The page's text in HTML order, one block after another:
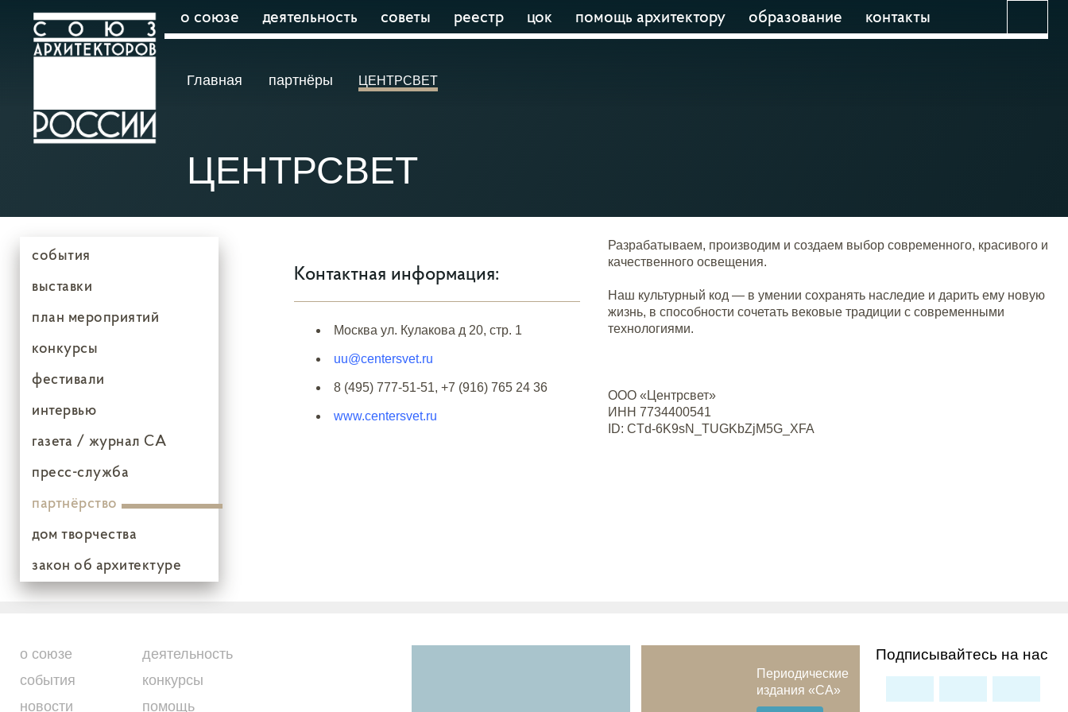
о союзе деятельность советы реестр цок помощь архитектору образование контакты
Главная партнёры ЦЕНТРСВЕТ
ЦЕНТРСВЕТ
события
выставки
план мероприятий
конкурсы
фестивали
интервью
газета / журнал СА
пресс-служба
партнёрство
дом творчества
закон об архитектуре
Контактная информация:
Москва ул. Кулакова д 20, стр. 1
uu@centersvet.ru
8 (495) 777-51-51, +7 (916) 765 24 36
www.centersvet.ru
Разрабатываем, производим и создаем выбор современного, красивого и
качественного освещения.
Наш культурный код — в умении сохранять наследие и дарить ему новую
жизнь, в способности сочетать вековые традиции с современными
технологиями.
ООО «Центрсвет»
ИНН 7734400541
ID: CTd-6K9sN_TUGKbZjM5G_XFA
о союзе
события
новости
деятельность
конкурсы
помощь
Подписывайтесь на нас
Периодические
издания «СА»